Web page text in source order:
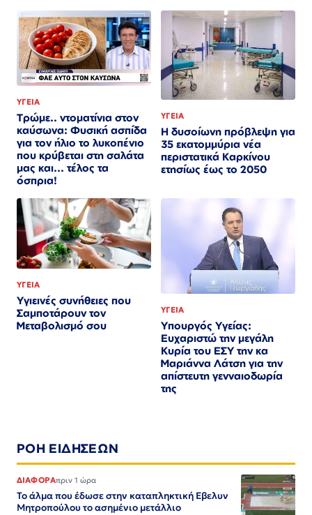
ΥΓΕΙΑ
Τρώμε.. ντοματίνια στον
καύσωνα: Φυσική ασπίδα
για τον ήλιο το λυκοπένιο
που κρύβεται στη σαλάτα
μας και... τέλος τα
όσπρια!
ΥΓΕΙΑ
Η δυσοίωνη πρόβλεψη για
35 εκατομμύρια νέα
περιστατικά Καρκίνου
ετησίως έως το 2050
ΥΓΕΙΑ
Υγιεινές συνήθειες που
Σαμποτάρουν τον
Μεταβολισμό σου
ΥΓΕΙΑ
Υπουργός Υγείας:
Ευχαριστώ την μεγάλη
Κυρία του ΕΣΥ την κα
Μαριάννα Λάτση για την
απίστευτη γενναιοδωρία
της
ΡΟΗ ΕΙΔΗΣΕΩΝ
ΔΙΑΦΟΡΑπριν 1 ώρα
Το άλμα που έδωσε στην καταπληκτική Εβελυν
Μητροπούλου το ασημένιο μετάλλιο